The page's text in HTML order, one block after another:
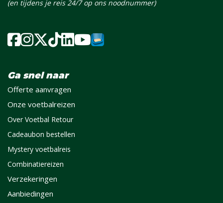
(en tijdens je reis 24/7 op ons noodnummer)
Ga snel naar
Offerte aanvragen
Onze voetbalreizen
Over Voetbal Retour
Cadeaubon bestellen
Mystery voetbalreis
Combinatiereizen
Verzekeringen
Aanbiedingen